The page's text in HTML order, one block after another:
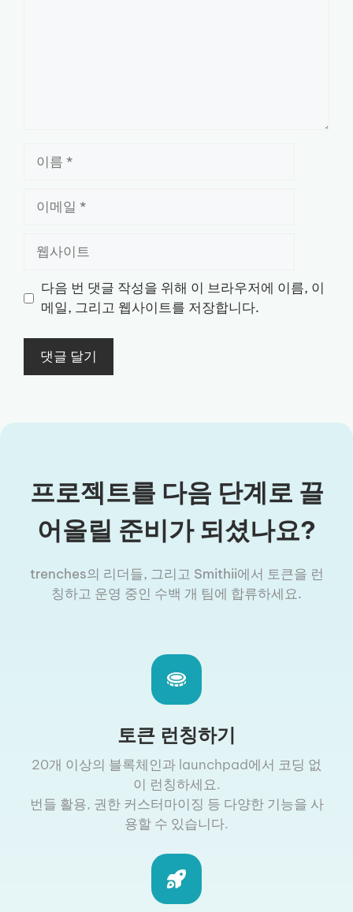
트
다음 번 댓글 작성을 위해 이 브라우저에 이름, 이
메일, 그리고 웹사이트를 저장합니다.
프로젝트를 다음 단계로 끌
어올릴 준비가 되셨나요?
trenches의 리더들, 그리고 Smithii에서 토큰을 런
칭하고 운영 중인 수백 개 팀에 합류하세요.
토큰 런칭하기
20개 이상의 블록체인과 launchpad에서 코딩 없
이 런칭하세요.
번들 활용, 권한 커스터마이징 등 다양한 기능을 사
용할 수 있습니다.